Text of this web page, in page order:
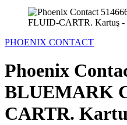
PHOENIX CONTACT
Phoenix
BLUEMARK
CARTR.